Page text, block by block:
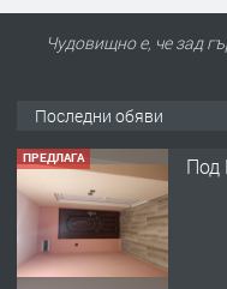
Чудовищно е, че зад
Последни обяви
ПРЕДЛАГА Под